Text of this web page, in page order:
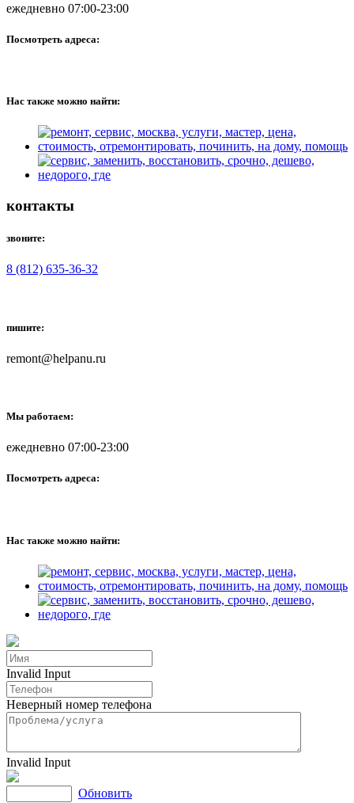
ежедневно 07:00-23:00
Посмотреть адреса:
Нас также можно найти:
контакты
звоните:
8 (812) 635-36-32
пишите:
remont@helpanu.ru
Мы работаем:
ежедневно 07:00-23:00
Посмотреть адреса:
Нас также можно найти:
Invalid Input
Неверный номер телефона
Invalid Input
Обновить